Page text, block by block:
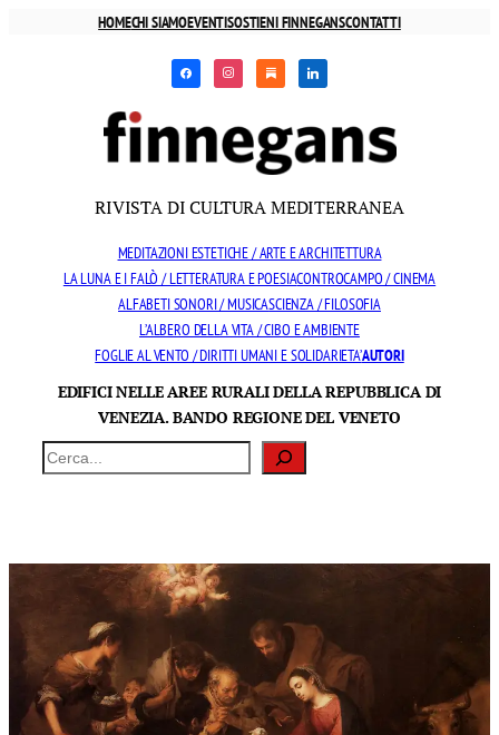
HOMECHI SIAMOEVENTISOSTIENI FINNEGANSCONTATTI
facebookinstagramsubstacklinkedin
RIVISTA DI CULTURA MEDITERRANEA
MEDITAZIONI ESTETICHE / ARTE E ARCHITETTURA
LA LUNA E I FALÒ / LETTERATURA E POESIACONTROCAMPO / CINEMA
ALFABETI SONORI / MUSICASCIENZA / FILOSOFIA
L’ALBERO DELLA VITA / CIBO E AMBIENTE
FOGLIE AL VENTO / DIRITTI UMANI E SOLIDARIETA’AUTORI
EDIFICI NELLE AREE RURALI DELLA REPUBBLICA DI
VENEZIA. BANDO REGIONE DEL VENETO
Cerca